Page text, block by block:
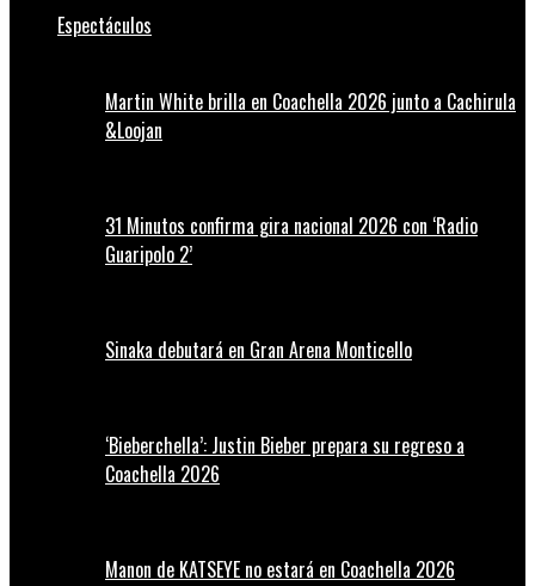
Espectáculos
Martin White brilla en Coachella 2026 junto a Cachirula
&Loojan
31 Minutos confirma gira nacional 2026 con ‘Radio
Guaripolo 2’
Sinaka debutará en Gran Arena Monticello
‘Bieberchella’: Justin Bieber prepara su regreso a
Coachella 2026
Manon de KATSEYE no estará en Coachella 2026